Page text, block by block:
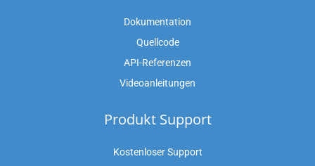
Dokumentation
Quellcode
API-Referenzen
Videoanleitungen
Produkt Support
Kostenloser Support